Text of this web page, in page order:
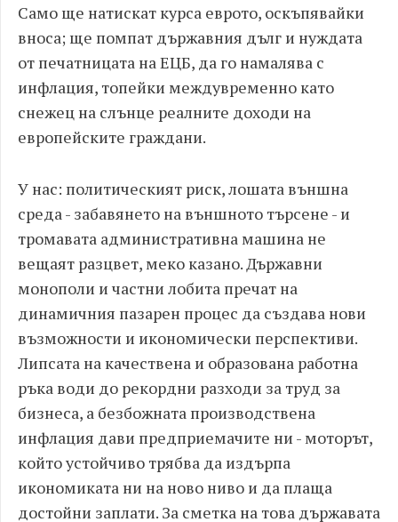
Само ще натискат курса еврото, оскъпявайки
вноса; ще помпат държавния дълг и нуждата
от печатницата на ЕЦБ, да го намалява с
инфлация, топейки междувременно като
снежец на слънце реалните доходи на
европейските граждани.
У нас: политическият риск, лошата външна
среда - забавянето на външното търсене - и
тромавата административна машина не
вещаят разцвет, меко казано. Държавни
монополи и частни лобита пречат на
динамичния пазарен процес да създава нови
възможности и икономически перспективи.
Липсата на качествена и образована работна
ръка води до рекордни разходи за труд за
бизнеса, а безбожната производствена
инфлация дави предприемачите ни - моторът,
който устойчиво трябва да издърпа
икономиката ни на ново ниво и да плаща
достойни заплати. За сметка на това държавата